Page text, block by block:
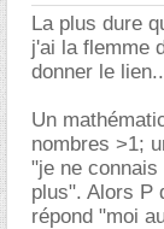
La plus dure
j'ai la flemme
donner le
Un
nombres >1;
"je ne
plus". Alors P
répond "moi